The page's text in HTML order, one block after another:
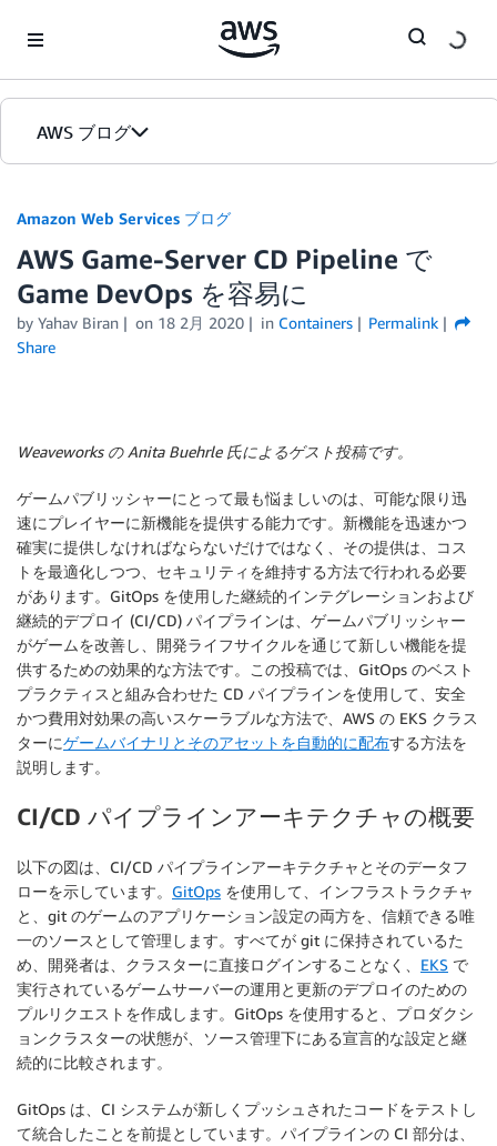
AWS ブログ
カテゴリ
エディション
Amazon Web Services ブログ
AWS Game-Server CD Pipeline で
Game DevOps を容易に
by Yahav Biran on 18 2月 2020 in Containers
Permalink
Share
Weaveworks の Anita Buehrle 氏によるゲスト投稿です。
ゲームパブリッシャーにとって最も悩ましいのは、可能な限り迅
速にプレイヤーに新機能を提供する能力です。新機能を迅速かつ
確実に提供しなければならないだけではなく、その提供は、コス
トを最適化しつつ、セキュリティを維持する方法で行われる必要
があります。GitOps を使用した継続的インテグレーションおよび
継続的デプロイ (CI/CD) パイプラインは、ゲームパブリッシャー
がゲームを改善し、開発ライフサイクルを通じて新しい機能を提
供するための効果的な方法です。この投稿では、GitOps のベスト
プラクティスと組み合わせた CD パイプラインを使用して、安全
かつ費用対効果の高いスケーラブルな方法で、AWS の EKS クラス
ターにゲームバイナリとそのアセットを自動的に配布する方法を
説明します。
CI/CD パイプラインアーキテクチャの概要
以下の図は、CI/CD パイプラインアーキテクチャとそのデータフ
ローを示しています。 GitOps を使用して、インフラストラクチャ
と、git のゲームのアプリケーション設定の両方を、信頼できる唯
一のソースとして管理します。すべてが git に保持されているた
め、開発者は、クラスターに直接ログインすることなく、 EKS で
実行されているゲームサーバーの運用と更新のデプロイのための
プルリクエストを作成します。GitOps を使用すると、プロダクシ
ョンクラスターの状態が、ソース管理下にある宣言的な設定と継
続的に比較されます。
GitOps は、CI システムが新しくプッシュされたコードをテストし
て統合したことを前提としています。パイプラインの CI 部分は、